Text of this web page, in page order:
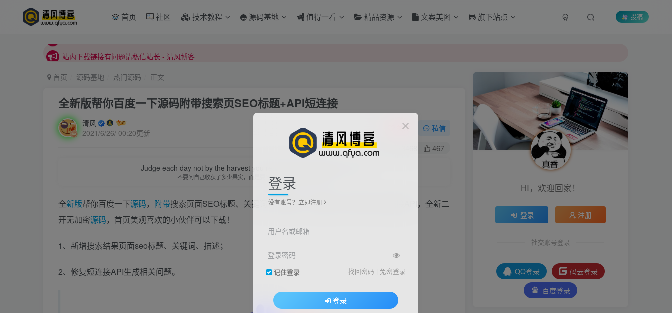
首页 社区 技术教程 源码基地 值得一看 精品资源 文案美图 旗下站点 投稿
站内下载链接有问题请私信站长 - 清风博客
站内下载链接有问题请私信站长 - 清风博客
首页 源码基地 热门源码 正文
全新版帮你百度一下源码附带搜索页SEO标题+API短连接
清风
2021/6/26/ 00:20更新
关注 私信
467
Judge each day not by the harvest you reap but by the seeds you plant.
不要问自己收获了多少果实，而是要问自己今天播种了多少种子
全新版帮你百度一下源码， 附带搜索页面SEO标题、关键词、描述等，另外整合了老李的7e短连接API，全新二
开无加密源码，首页美观喜欢的小伙伴可以下载！
1、新增搜索结果页面seo标题、关键词、描述；
2、修复短连接API生成相关问题。
HI，欢迎回家！
登录 注册
社交账号登录
QQ登录
码云登录
百度登录
登录
没有账号？立即注册
用户名或邮箱
登录密码
记住登录 找回密码 | 免密登录
登录